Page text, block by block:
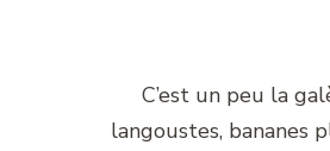
C’est un peu la
langoustes, bananes